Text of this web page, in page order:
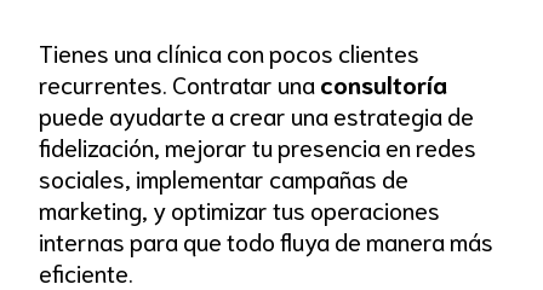
Tienes una clínica con pocos clientes
recurrentes. Contratar unaconsultoría
puede ayudarte a crear una estrategia de
fidelización, mejorar tu presencia en redes
sociales, implementar campañas de
marketing, y optimizar tus operaciones
internas para que todo fluya de manera más
eficiente.